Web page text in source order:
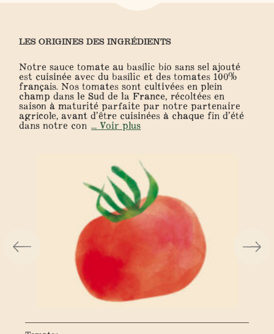
LES ORIGINES DES INGRÉDIENTS
Notre sauce tomate au basilic bio sans sel ajouté
est cuisinée avec du basilic et des tomates 100%
français. Nos tomates sont cultivées en plein
champ dans le Sud de la France, récoltées en
saison à maturité parfaite par notre partenaire
agricole, avant d’être cuisinées à chaque fin d’été
dans notre con ... Voir plus